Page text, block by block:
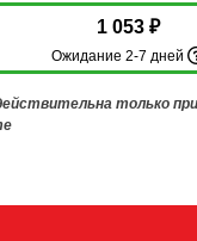
1 053 ₽
Ожидание 2-7 дней
только